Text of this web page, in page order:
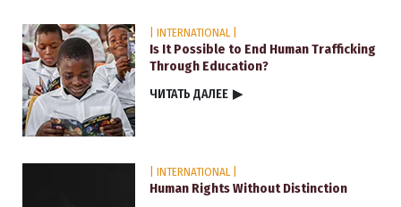
| INTERNATIONAL |
Is It Possible to End Human Trafficking
Through Education?
ЧИТАТЬ ДАЛЕЕ ▶
| INTERNATIONAL |
Human Rights Without Distinction